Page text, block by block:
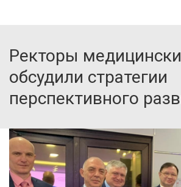
Ректоры
обсудили стратегии
перспективного